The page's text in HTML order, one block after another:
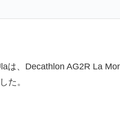
は、Decathlon AG2R La
た。